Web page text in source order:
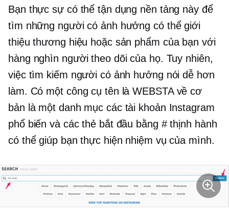
Bạn thực sự có thể tận dụng nền tảng này để
tìm những người có ảnh hưởng có thể giới
thiệu thương hiệu hoặc sản phẩm của bạn với
hàng nghìn người theo dõi của họ. Tuy nhiên,
việc tìm kiếm người có ảnh hưởng nói dễ hơn
làm. Có một công cụ tên là WEBSTA về cơ
bản là một danh mục các tài khoản Instagram
phổ biến và các thẻ bắt đầu bằng # thịnh hành
có thể giúp bạn thực hiện nhiệm vụ của mình.